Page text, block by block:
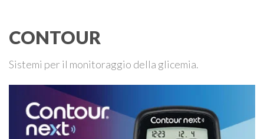
CONTOUR
Sistemi per il monitoraggio della glicemia.